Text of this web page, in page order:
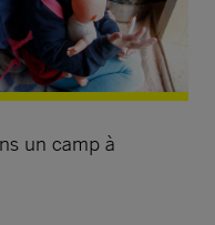
un camp à